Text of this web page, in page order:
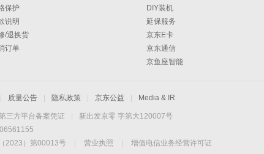
保护
说明
/退换货
订单
DIY装机
延保服务
京东E卡
京东通信
京鱼座智能
质量公告 隐私政策 京东公益 Media & IR
三方平台备案凭证
新出发京零 字第大120007号
2023）第00013号 营业执照
增值电信业务经营许可证